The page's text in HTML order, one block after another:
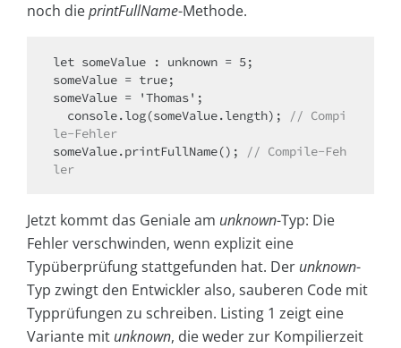
noch dieprintFullName-Methode.
let someValue : unknown = 5;
someValue = true;
someValue = 'Thomas';
  console.log(someValue.length);
// Compi
le-Fehler
someValue.printFullName();
// Compile-Feh
ler
Jetzt kommt das Geniale am unknown-Typ: Die
Fehler verschwinden, wenn explizit eine
Typüberprüfung stattgefunden hat. Der unknown-
Typ zwingt den Entwickler also, sauberen Code mit
Typprüfungen zu schreiben. Listing 1 zeigt eine
Variante mit unknown, die weder zur Kompilierzeit